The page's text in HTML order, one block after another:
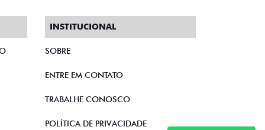
INSTITUCIONAL
SOBRE
ENTRE EM CONTATO
TRABALHE CONOSCO
POLÍTICA DE PRIVACIDADE